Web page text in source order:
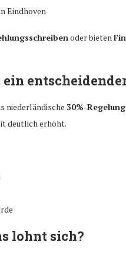
Eindhoven
oder bieten
ein
niederländische 30%-Regelung
deutlich erhöht.
lohnt sich?